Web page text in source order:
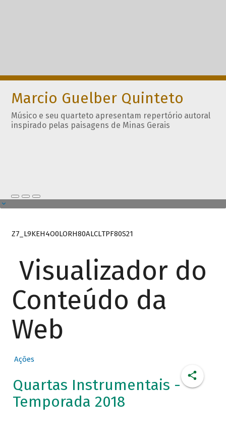
Marcio Guelber Quinteto
Músico e seu quarteto apresentam repertório autoral
inspirado pelas paisagens de Minas Gerais
Z7_L9KEH4O0LORH80ALCLTPF80S21
Visualizador do
Conteúdo da
Web
Ações
Quartas Instrumentais -
Temporada 2018